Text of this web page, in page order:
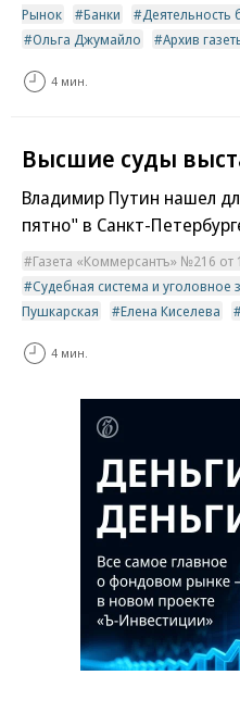
Рынок
Банки Деятельность
Ольга Джумайло
Архив
4 мин.
Высшие суды
Владимир Путин нашел
пятно" в Санкт-
Газета «Коммерсантъ» №216 от
Судебная система и уголовное
Пушкарская
Елена Киселева
4 мин.